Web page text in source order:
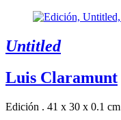
Untitled
Luis Claramunt
Edición . 41 x 30 x 0.1 cm